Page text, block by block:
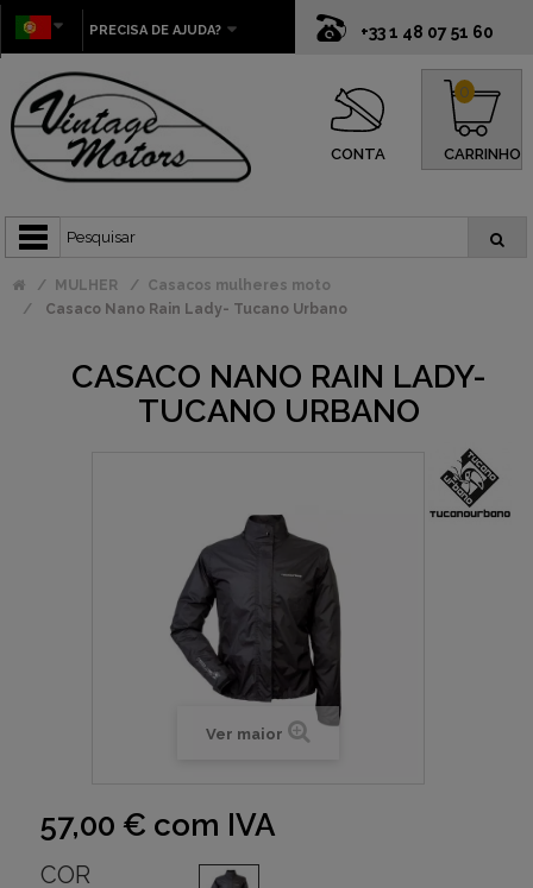
+33 1 48 07 51 60
PRECISA DE AJUDA?
CONTA CARRINHO
0
MULHER
Casacos mulheres moto
Casaco Nano Rain Lady- Tucano Urbano
CASACO NANO RAIN LADY-
TUCANO URBANO
Ver maior
57,00 € com IVA
COR